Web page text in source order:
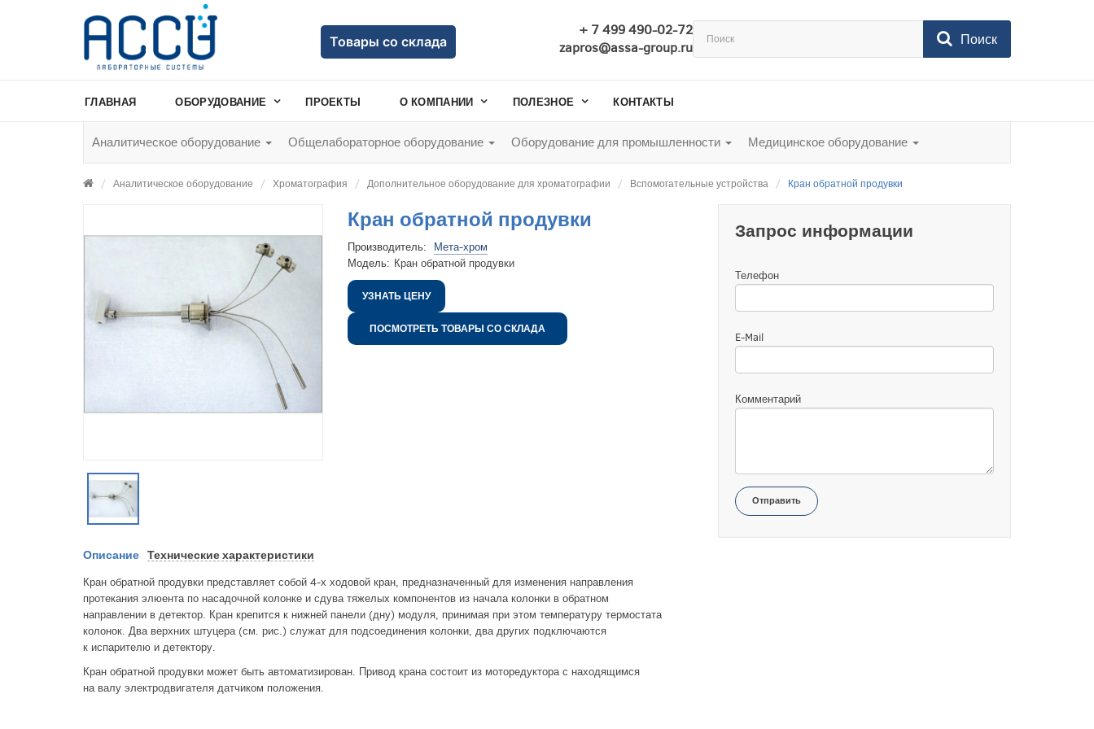
Товары со склада
+ 7 499 490-02-72
zapros@assa-group.ru
Поиск
ГЛАВНАЯ ОБОРУДОВАНИЕ ПРОЕКТЫ О КОМПАНИИ ПОЛЕЗНОЕ КОНТАКТЫ
Аналитическое оборудование Общелабораторное оборудование Оборудование для промышленности Медицинское оборудование
Аналитическое оборудование Хроматография Дополнительное оборудование для хроматографии Вспомогательные устройства Кран обратной продувки
Кран обратной продувки
Производитель:
Мета-хром
Модель: Кран обратной продувки
УЗНАТЬ ЦЕНУ
ПОСМОТРЕТЬ ТОВАРЫ СО СКЛАДА
Описание Технические характеристики
Кран обратной продувки представляет собой 4-х ходовой кран, предназначенный для изменения направления
протекания элюента по насадочной колонке и сдува тяжелых компонентов из начала колонки в обратном
направлении в детектор. Кран крепится к нижней панели (дну) модуля, принимая при этом температуру термостата
колонок. Два верхних штуцера (см. рис.) служат для подсоединения колонки, два других подключаются
к испарителю и детектору.
Кран обратной продувки может быть автоматизирован. Привод крана состоит из моторедуктора с находящимся
на валу электродвигателя датчиком положения.
Запрос информации
Телефон
E-Mail
Комментарий
Отправить